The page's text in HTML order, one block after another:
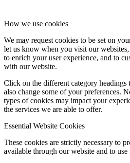
How we use cookies
We may request cookies to be set on
let us know when you visit our
to enrich your user experience, and to
with our website.
Click on the different category headings
also change some of your preferences.
types of cookies may impact your
the services we are able to offer.
Essential Website Cookies
These cookies are strictly necessary to
available through our website and to use